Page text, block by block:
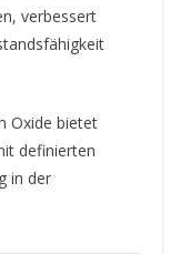
verbessert
Oxide bietet
definierten
in der